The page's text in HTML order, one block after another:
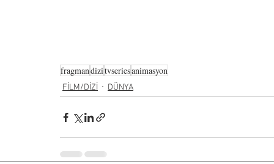
fragmandizitvseriesanimasyon
FİLM/DİZİ DÜNYA